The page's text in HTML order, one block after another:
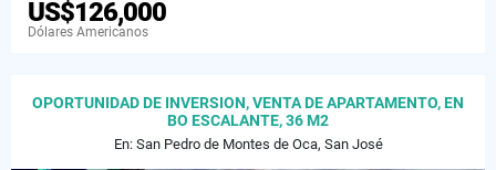
US$126,000
Dólares Americanos
OPORTUNIDAD DE INVERSION, VENTA DE APARTAMENTO, EN
BO ESCALANTE, 36 M2
En: San Pedro de Montes de Oca, San José